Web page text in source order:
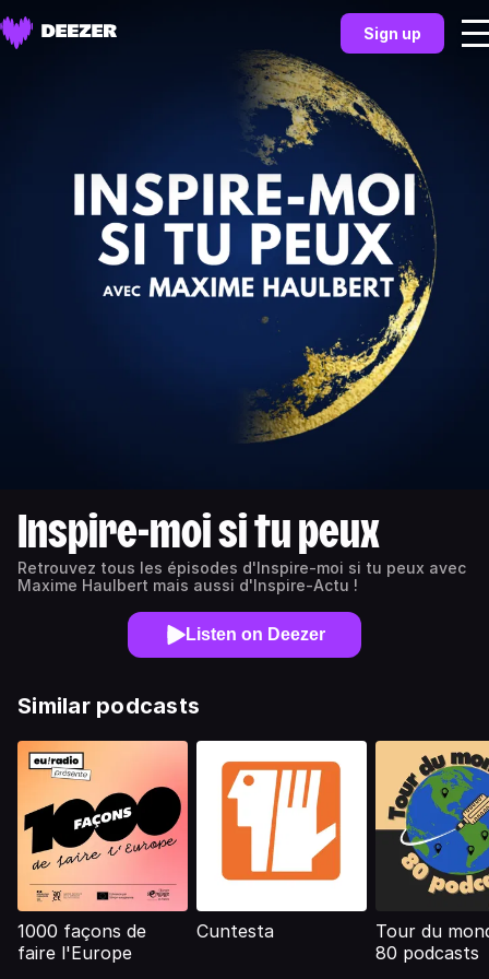
Sign up
Inspire-moi si tu peux
Retrouvez tous les épisodes d'Inspire-moi si tu peux avec
Maxime Haulbert mais aussi d'Inspire-Actu !
Listen on Deezer
Similar podcasts
1000 façons de
faire l'Europe
Cuntesta
Tour du
80 podcasts